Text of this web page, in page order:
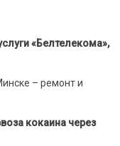
«Белтелекома»,
– ремонт и
кокаина через